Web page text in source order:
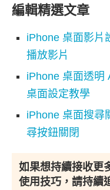
編輯精選文章
iPhone 桌面影片
播放影片
iPhone 桌面透明
桌面設定教學
iPhone 桌面搜尋
尋按鈕關閉
如果想持續接收更
使用技巧，請持續